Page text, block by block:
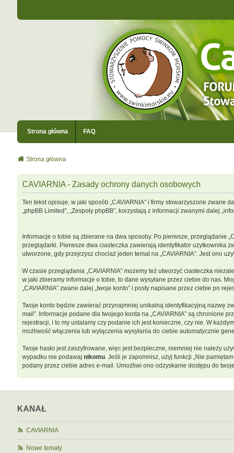
Strona główna FAQ
Strona główna
CAVIARNIA - Zasady ochrony danych osobowych
Ten tekst opisuje, w jaki sposób „CAVIARNIA” i firmy stowarzyszone zwane
„phpBB Limited”, „Zespoły phpBB”, korzystają z informacji zwanymi dalej
Informacje o tobie są zbierane na dwa sposoby. Po pierwsze, przeglądanie
przeglądarki. Pierwsze dwa ciasteczka zawierają identyfikator użytkownika
utworzone, gdy przejrzysz chociaż jeden temat na „CAVIARNIA”. Jest ono
W czasie przeglądania „CAVIARNIA” możemy też utworzyć ciasteczka
w jaki zbieramy informacje o tobie, to dane wysyłane przez ciebie do nas.
„CAVIARNIA” zwane dalej „twoje konto” i posty napisane przez ciebie po
Twoje konto będzie zawierać przynajmniej unikalną identyfikacyjną nazwę
mail”. Informacje podane dla twojego konta na „CAVIARNIA” są chronione
rejestracji, i to my ustalamy czy podanie ich jest konieczne, czy nie. W
możliwość włączenia lub wyłączenia wysyłania do ciebie automatycznie
Twoje hasło jest zaszyfrowane, więc jest bezpieczne, niemniej nie należy
wypadku nie podawaj nikomu. Jeśli je zapomnisz, użyj funkcji „Nie
podany przez ciebie adres e-mail. Umożliwi ono odzyskanie dostępu do
KANAŁ
CAVIARNIA
Nowe tematy